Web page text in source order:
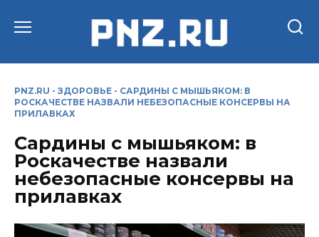
PNZ.RU - ЗДОРОВЬЕ - САРДИНЫ С МЫШЬЯКОМ: В
РОСКАЧЕСТВЕ НАЗВАЛИ НЕБЕЗОПАСНЫЕ КОНСЕРВЫ НА
ПРИЛАВКАХ
Сардины с мышьяком: в
Роскачестве назвали
небезопасные консервы на
прилавках